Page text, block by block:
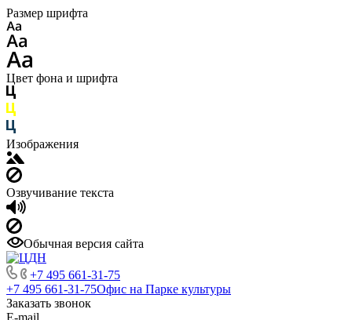
Размер шрифта
Цвет фона и шрифта
Изображения
Озвучивание текста
Обычная версия сайта
+7 495 661-31-75
+7 495 661-31-75Офис на Парке культуры
Заказать звонок
E-mail